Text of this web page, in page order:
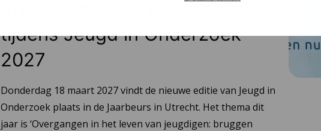
Presenteer jouw onderzoek
tijdens Jeugd in Onderzoek
2027
Donderdag 18 maart 2027 vindt de nieuwe editie van Jeugd in
Onderzoek plaats in de Jaarbeurs in Utrecht. Het thema dit
jaar is ‘Overgangen in het leven van jeugdigen: bruggen